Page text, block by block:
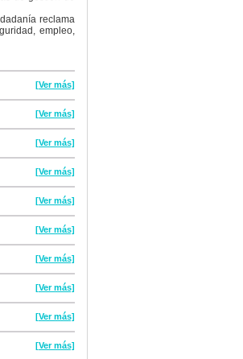
reclama
empleo,
[Ver más]
[Ver más]
[Ver más]
[Ver más]
[Ver más]
[Ver más]
[Ver más]
[Ver más]
[Ver más]
[Ver más]